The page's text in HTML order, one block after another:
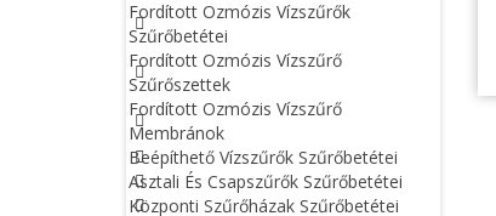
Fordított Ozmózis Vízszűrők
Szűrőbetétei
Fordított Ozmózis Vízszűrő
Szűrőszettek
Fordított Ozmózis Vízszűrő
Membránok
Beépíthető Vízszűrők Szűrőbetétei
Asztali És Csapszűrők Szűrőbetétei
Központi Szűrőházak Szűrőbetétei